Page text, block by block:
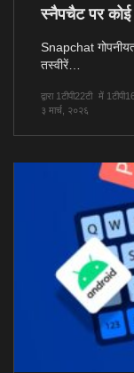
स्नैपचैट पर
Snapchat
तस्वीरें…
द्वारा 1टीपी22टी में
३ मार्च, २०२६